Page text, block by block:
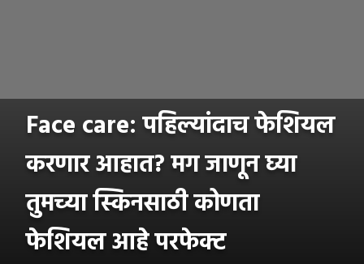
Face care: पहिल्यांदाच फेशियल
करणार आहात? मग जाणून घ्या
तुमच्या स्किनसाठी कोणता
फेशियल आहे परफेक्ट